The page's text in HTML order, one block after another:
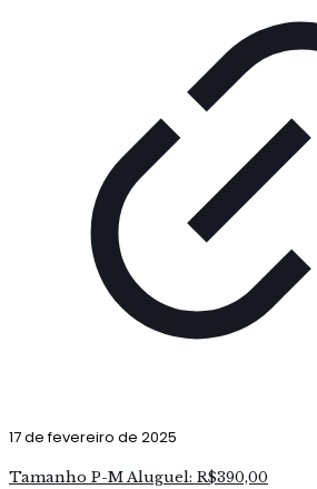
17 de fevereiro de 2025
Tamanho P-M Aluguel: R$390,00